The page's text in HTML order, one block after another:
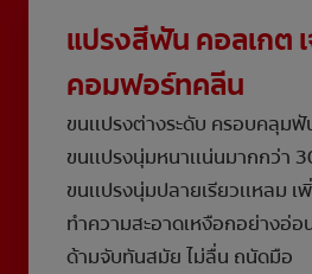
แปรงสีฟัน คอลเกต
คอมฟอร์ทคลีน
ขนเเปรงต่างระดับ ครอบคลุมฟั
ขนเเปรงนุ่มหนาเเน่นมากกว่า
ขนเเปรงนุ่มปลายเรียวเเหลม
ทำความสะอาดเหงือกอย่างอ่อ
ด้ามจับทันสมัย ไม่ลื่น ถนัดมือ